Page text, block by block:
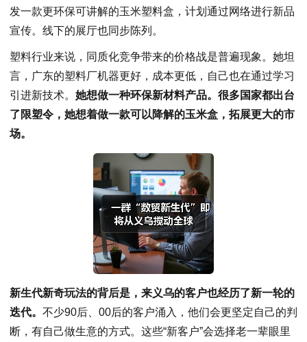
发一款更环保可讲解的玉米塑料盒，计划通过网络进行新品
宣传。线下的展厅也同步陈列。
塑料行业来说，同质化竞争带来的价格战是普遍现象。她坦
言，广东的塑料厂机器更好，成本更低，自己也在通过学习
引进新技术。 她想做一种环保新材料产品。很多国家都出台
了限塑令，她想着做一款可以降解的玉米盒，拓展更大的市
场。
新生代新奇玩法的背后是，来义乌的客户也经历了新一轮的
迭代。 不少90后、00后的客户涌入，他们会更坚定自己的判
断，有自己做生意的方式。这些“新客户”会选择老一辈眼里